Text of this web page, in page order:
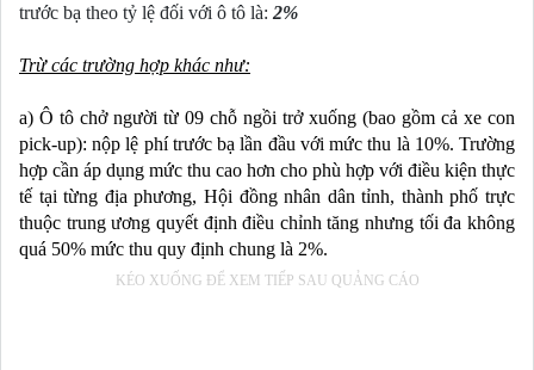
trước bạ theo tỷ lệ đối với ô tô là: 2%
Trừ các trường hợp khác như:
a) Ô tô chở người từ 09 chỗ ngồi trở xuống (bao gồm cả xe con
pick-up): nộp lệ phí trước bạ lần đầu với mức thu là 10%. Trường
hợp cần áp dụng mức thu cao hơn cho phù hợp với điều kiện thực
tế tại từng địa phương, Hội đồng nhân dân tỉnh, thành phố trực
thuộc trung ương quyết định điều chỉnh tăng nhưng tối đa không
quá 50% mức thu quy định chung là 2%.